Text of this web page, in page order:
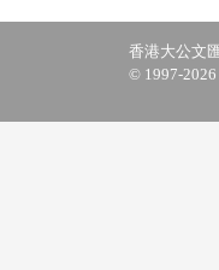
香港大公文
© 1997-